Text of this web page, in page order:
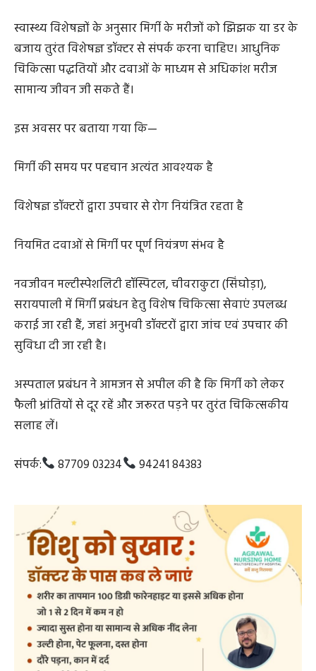
स्वास्थ्य विशेषज्ञों के अनुसार मिर्गी के मरीजों को झिझक या डर के
बजाय तुरंत विशेषज्ञ डॉक्टर से संपर्क करना चाहिए। आधुनिक
चिकित्सा पद्धतियों और दवाओं के माध्यम से अधिकांश मरीज
सामान्य जीवन जी सकते हैं।
इस अवसर पर बताया गया कि—
मिर्गी की समय पर पहचान अत्यंत आवश्यक है
विशेषज्ञ डॉक्टरों द्वारा उपचार से रोग नियंत्रित रहता है
नियमित दवाओं से मिर्गी पर पूर्ण नियंत्रण संभव है
नवजीवन मल्टीस्पेशलिटी हॉस्पिटल, चीवराकुटा (सिंघोड़ा),
सरायपाली में मिर्गी प्रबंधन हेतु विशेष चिकित्सा सेवाएं उपलब्ध
कराई जा रही हैं, जहां अनुभवी डॉक्टरों द्वारा जांच एवं उपचार की
सुविधा दी जा रही है।
अस्पताल प्रबंधन ने आमजन से अपील की है कि मिर्गी को लेकर
फैली भ्रांतियों से दूर रहें और जरूरत पड़ने पर तुरंत चिकित्सकीय
सलाह लें।
संपर्क: 87709 03234 94241 84383